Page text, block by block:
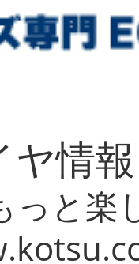
ヤ情
っと楽